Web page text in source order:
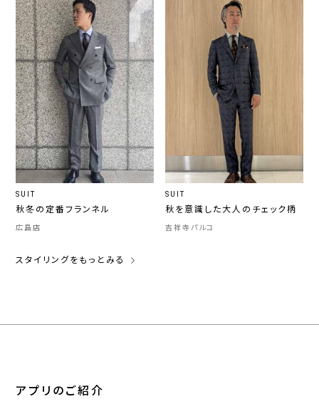
SUIT
秋冬の定番フランネル
広島店
SUIT
秋を意識した大人のチェック柄
吉祥寺パルコ
スタイリングをもっとみる
アプリのご紹介